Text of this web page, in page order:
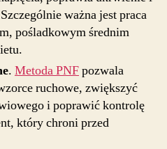
ważna jest praca
pośladkowym średnim
. Metoda PNFpozwala
ruchowe, zwiększyć
i poprawić kontrolę
który chroni przed